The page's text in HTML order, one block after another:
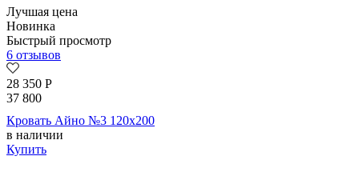
Лучшая цена
Новинка
Быстрый просмотр
6 отзывов
28 350 Р
37 800
Кровать Айно №3 120х200
в наличии
Купить